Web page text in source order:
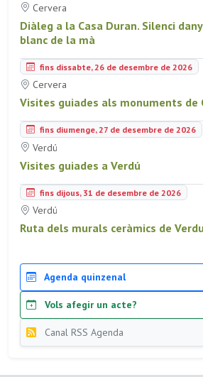
Cervera
Diàleg a la Casa Duran. Silenci
blanc de la mà
fins dissabte, 26 de desembre de 2026
Cervera
Visites guiades als monuments de
fins diumenge, 27 de desembre de 2026
Verdú
Visites guiades a Verdú
fins dijous, 31 de desembre de 2026
Verdú
Ruta dels murals ceràmics de
Agenda quinzenal
Vols afegir un acte?
Canal RSS Agenda